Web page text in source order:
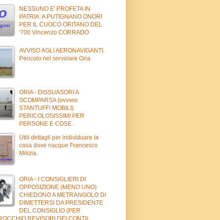
NESSUNO E' PROFETA IN
PATRIA: A PUTIGNANO ONORI
PER IL CUOCO ORITANO DEL
'700 Vincenzo CORRADO
AVVISO AGLI AERONAVIGANTI.
Pericolo nel sorvolare Oria.
ORIA - DISSUASORI A
SCOMPARSA (ovvero
STANTUFFI MOBILI)
PERICOLOSISSIMI PER
PERSONE E COSE.
Utili dettagli per individuare la
casa dove nacque Francesco
Milizia.
ORIA - I CONSIGLIERI DI
OPPOSIZIONE (MENO UNO)
CHIEDONO A METRANGOLO DI
DIMETTERSI DA PRESIDENTE
DEL CONSIGLIO (PER
REVISORI DEI CONTI)